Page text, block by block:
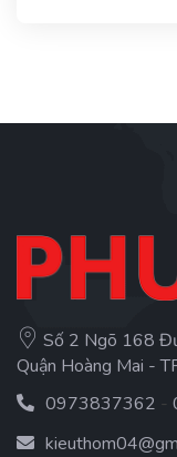
Số 2 Ngõ 168
Quận Hoàng Mai -
0973837362 -